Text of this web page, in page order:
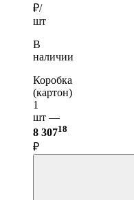
₽/
шт
В
наличии
Коробка
(картон)
1
шт —
8 30718
₽